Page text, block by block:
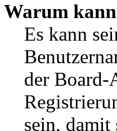
Warum
Es kann
der Board-
sein, damit